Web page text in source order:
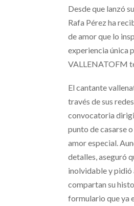
Desde que lanzó
Rafa Pérez ha
de amor que lo
experiencia única
VALLENATOFM
El cantante
través de sus
convocatoria
punto de casarse
amor especial.
detalles, aseguró
inolvidable y pidió
compartan su
formulario que ya